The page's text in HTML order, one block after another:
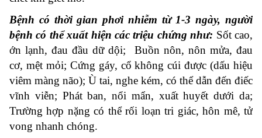
Bệnh có thời gian phơi nhiễm từ 1-3 ngày, người
bệnh có thể xuất hiện các triệu chứng như: Sốt cao,
ớn lạnh, đau đầu dữ dội;
Buồn nôn, nôn mửa, đau
cơ, mệt mỏi; Cứng gáy, cổ không cúi được (dấu hiệu
viêm màng não); Ù tai, nghe kém, có thể dẫn đến điếc
vĩnh viễn; Phát ban, nổi mẩn, xuất huyết dưới da;
Trường hợp nặng có thể rối loạn tri giác, hôn mê, tử
vong nhanh chóng.